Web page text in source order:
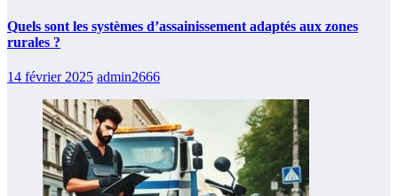
Quels sont les systèmes d’assainissement adaptés aux zones
rurales ?
14 février 2025 admin2666